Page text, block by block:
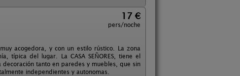
17 €
pers/noche
acogedora, y con un estilo rústico. La zona
típica del lugar. La CASA SEÑORES, tiene el
tanto en paredes y muebles, que sin
independientes y autonomas.